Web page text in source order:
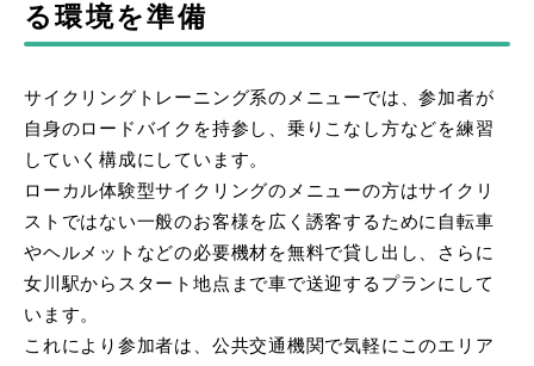
る環境を準備
サイクリングトレーニング系のメニューでは、参加者が
自身のロードバイクを持参し、乗りこなし方などを練習
していく構成にしています。
ローカル体験型サイクリングのメニューの方はサイクリ
ストではない一般のお客様を広く誘客するために自転車
やヘルメットなどの必要機材を無料で貸し出し、さらに
女川駅からスタート地点まで車で送迎するプランにして
います。
これにより参加者は、公共交通機関で気軽にこのエリア